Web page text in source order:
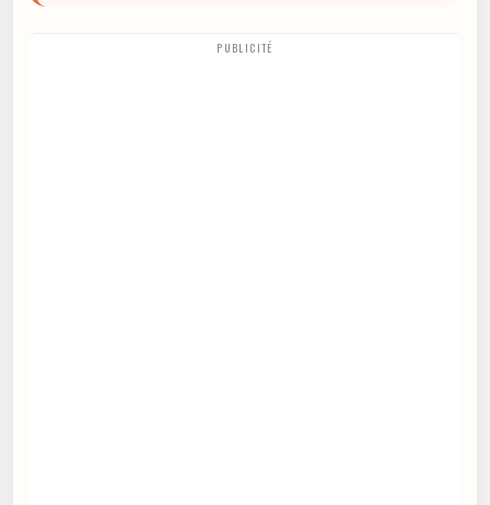
PUBLICITÉ